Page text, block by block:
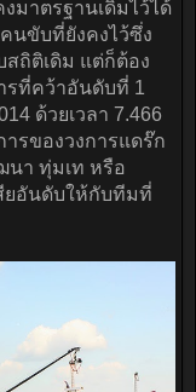
มาตรฐานเดิมไว้ได้
นขับที่ยังคงไว้ซึ่ง
สถิติเดิม แต่ก็ต้อง
รที่คว้าอันดับที่ 1
ด้วยเวลา 7.466
รของวงการแดร๊ก
า ทุ่มเท หรือ
ยอันดับให้กับทีมที่